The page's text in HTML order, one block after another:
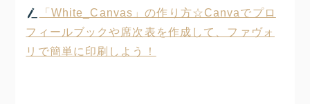
「White_Canvas」の作り方☆Canvaでプロ
フィールブックや席次表を作成して、ファヴォ
リで簡単に印刷しよう！